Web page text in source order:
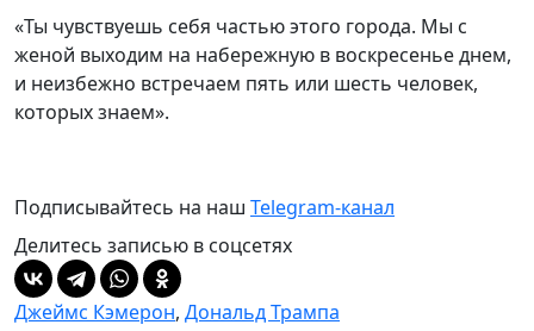
«Ты чувствуешь себя частью этого города. Мы с
женой выходим на набережную в воскресенье днем,
и неизбежно встречаем пять или шесть человек,
которых знаем».
Подписывайтесь на наш Telegram-канал
Делитесь записью в соцсетях
Джеймс Кэмерон, Дональд Трампа